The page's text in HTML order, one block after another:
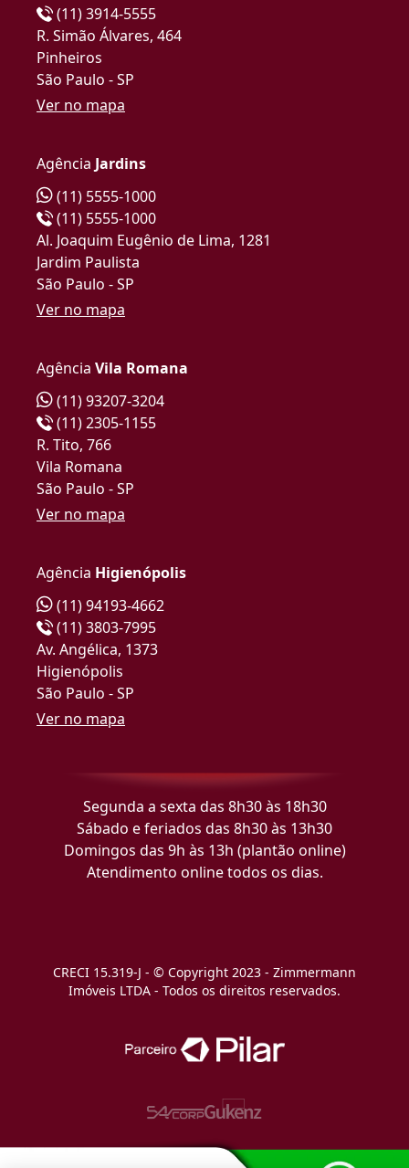
(11) 3914-5555
R. Simão Álvares, 464
Pinheiros
São Paulo - SP
Ver no mapa
Agência Jardins
(11) 5555-1000
(11) 5555-1000
Al. Joaquim Eugênio de Lima, 1281
Jardim Paulista
São Paulo - SP
Ver no mapa
Agência Vila Romana
(11) 93207-3204
(11) 2305-1155
R. Tito, 766
Vila Romana
São Paulo - SP
Ver no mapa
Agência Higienópolis
(11) 94193-4662
(11) 3803-7995
Av. Angélica, 1373
Higienópolis
São Paulo - SP
Ver no mapa
Segunda a sexta das 8h30 às 18h30
Sábado e feriados das 8h30 às 13h30
Domingos das 9h às 13h (plantão online)
Atendimento online todos os dias.
CRECI 15.319-J - © Copyright 2023 - Zimmermann
Imóveis LTDA - Todos os direitos reservados.